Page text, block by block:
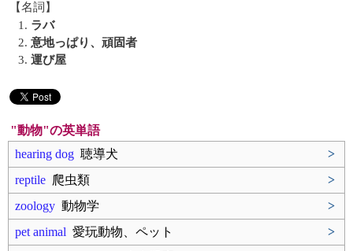
【名詞】
1. ラバ
2. 意地っぱり、頑固者
3. 運び屋
"動物"の英単語
hearing dog 聴導犬
>
reptile 爬虫類
>
zoology 動物学
>
pet animal 愛玩動物、ペット
>